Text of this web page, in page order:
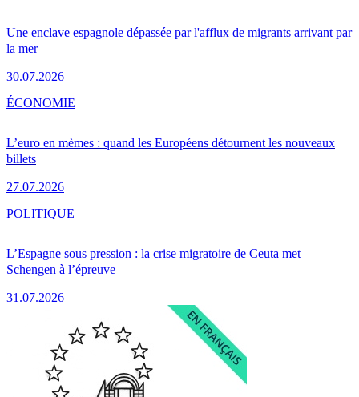
Une enclave espagnole dépassée par l'afflux de migrants arrivant par
la mer
30.07.2026
L’euro en mèmes : quand les Européens détournent les nouveaux
billets
27.07.2026
ÉCONOMIE
L’Espagne sous pression : la crise migratoire de Ceuta met
Schengen à l’épreuve
31.07.2026
POLITIQUE